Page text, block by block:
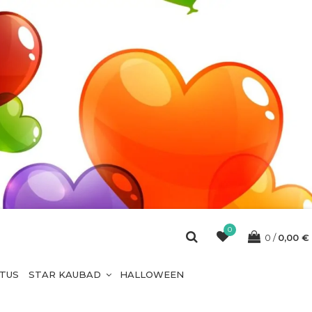
0
0 0,00 €
STAR KAUBAD HALLOWEEN